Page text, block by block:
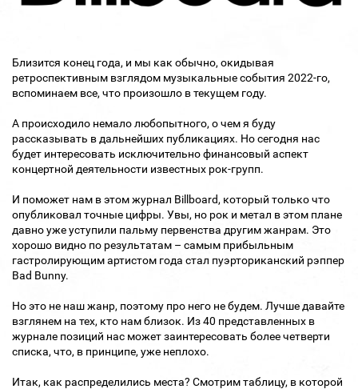
Близится конец года, и мы как обычно, окидывая
ретроспективным взглядом музыкальные события 2022-го,
вспоминаем все, что произошло в текущем году.
А происходило немало любопытного, о чем я буду
рассказывать в дальнейших публикациях. Но сегодня нас
будет интересовать исключительно финансовый аспект
концертной деятельности известных рок-групп.
И поможет нам в этом журнал Billboard, который только что
опубликовал точные цифры. Увы, но рок и метал в этом плане
давно уже уступили пальму первенства другим жанрам. Это
хорошо видно по результатам – самым прибыльным
гастролирующим артистом года стал пуэрториканский рэппер
Bad Bunny.
Но это не наш жанр, поэтому про него не будем. Лучше давайте
взглянем на тех, кто нам близок. Из 40 представленных в
журнале позиций нас может заинтересовать более четверти
списка, что, в принципе, уже неплохо.
Итак, как распределились места? Смотрим таблицу, в которой